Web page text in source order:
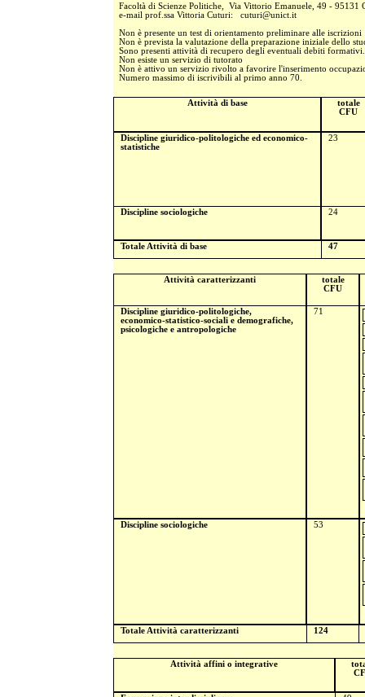
Facoltà di Scienze Politiche, Via Vittorio Emanuele, 49 -
e-mail prof.ssa Vittoria Cuturi: cuturi@unict.it
Non è presente un test di orientamento preliminare alle iscrizioni
Non è prevista la valutazione della preparazione iniziale dello
Sono presenti attività di recupero degli eventuali debiti formativi.
Non esiste un servizio di tutorato
Non è attivo un servizio rivolto a favorire l'inserimento
Numero massimo di iscrivibili al primo anno 70.
Attività di base
totale
CFU
Discipline giuridico-politologiche ed economico-
statistiche
23
Discipline sociologiche 24
Totale Attività di base 47
Attività caratterizzanti
totale
CFU
Discipline giuridico-politologiche,
economico-statistico-sociali e demografiche,
psicologiche e antropologiche
71
Discipline sociologiche 53
Totale Attività caratterizzanti 124
Attività affini o integrative